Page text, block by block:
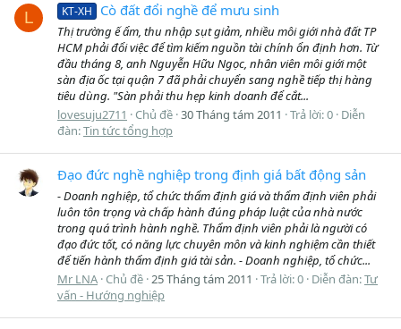
L KT-XH Cò đất đổi nghề để mưu sinh
Thị trường ế ẩm, thu nhập sụt giảm, nhiều môi giới nhà đất TP
HCM phải đổi việc để tìm kiếm nguồn tài chính ổn định hơn. Từ
đầu tháng 8, anh Nguyễn Hữu Ngọc, nhân viên môi giới một
sàn địa ốc tại quận 7 đã phải chuyển sang nghề tiếp thị hàng
tiêu dùng. "Sàn phải thu hẹp kinh doanh để cắt...
lovesuju2711
Chủ đề 30 Tháng tám 2011 Trả lời: 0 Diễn
đàn:Tin tức tổng hợp
Đạo đức nghề nghiệp trong định giá bất động sản
- Doanh nghiệp, tổ chức thẩm định giá và thẩm định viên phải
luôn tôn trọng và chấp hành đúng pháp luật của nhà nước
trong quá trình hành nghề. Thẩm định viên phải là người có
đạo đức tốt, có năng lực chuyên môn và kinh nghiệm cần thiết
để tiến hành thẩm định giá tài sản. - Doanh nghiệp, tổ chức...
Mr LNA Chủ đề 25 Tháng tám 2011 Trả lời: 0 Diễn đàn:Tư
vấn - Hướng nghiệp